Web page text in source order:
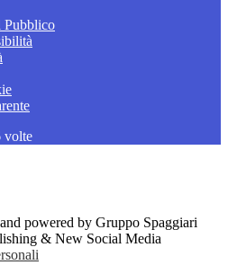
volte
powered by Gruppo Spaggiari
& New Social Media